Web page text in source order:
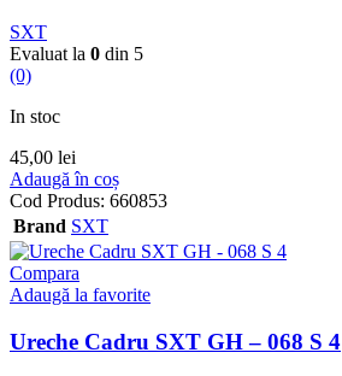
SXT
Evaluat la 0 din 5
(0)
In stoc
45,00 lei
Adaugă în coș
Cod Produs: 660853
Brand SXT
Compara
Adaugă la favorite
Ureche Cadru SXT GH – 068 S 4